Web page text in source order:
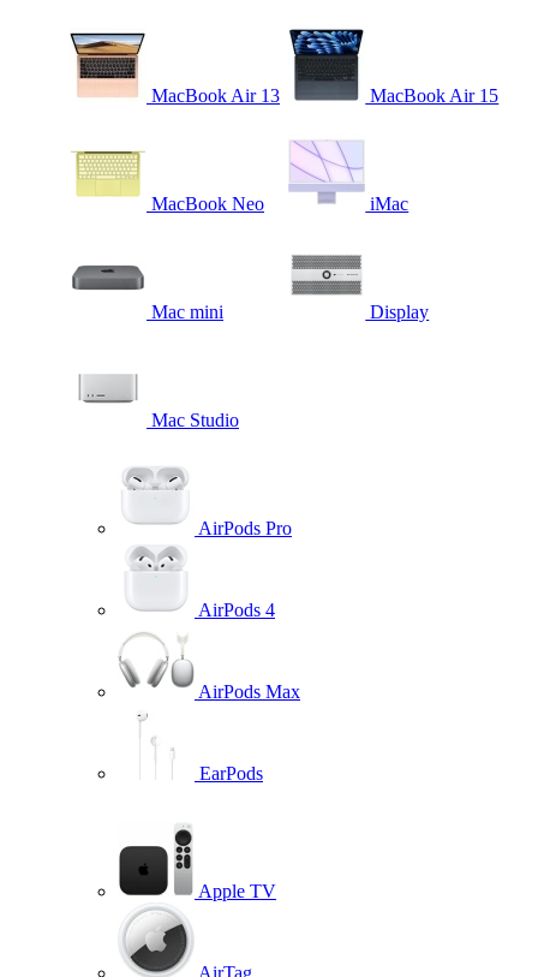
MacBook Air 13 MacBook Air 15
MacBook Neo iMac
Mac mini Display
Mac Studio
AirPods Pro
AirPods 4
AirPods Max
EarPods
Apple TV